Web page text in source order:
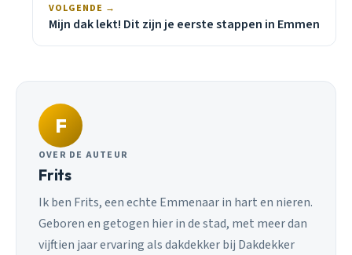
VOLGENDE →
Mijn dak lekt! Dit zijn je eerste stappen in Emmen
F
OVER DE AUTEUR
Frits
Ik ben Frits, een echte Emmenaar in hart en nieren.
Geboren en getogen hier in de stad, met meer dan
vijftien jaar ervaring als dakdekker bij Dakdekker